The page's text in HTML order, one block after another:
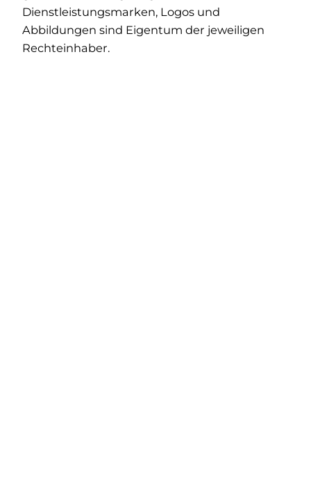
Dienstleistungsmarken, Logos und
Abbildungen sind Eigentum der jeweiligen
Rechteinhaber.